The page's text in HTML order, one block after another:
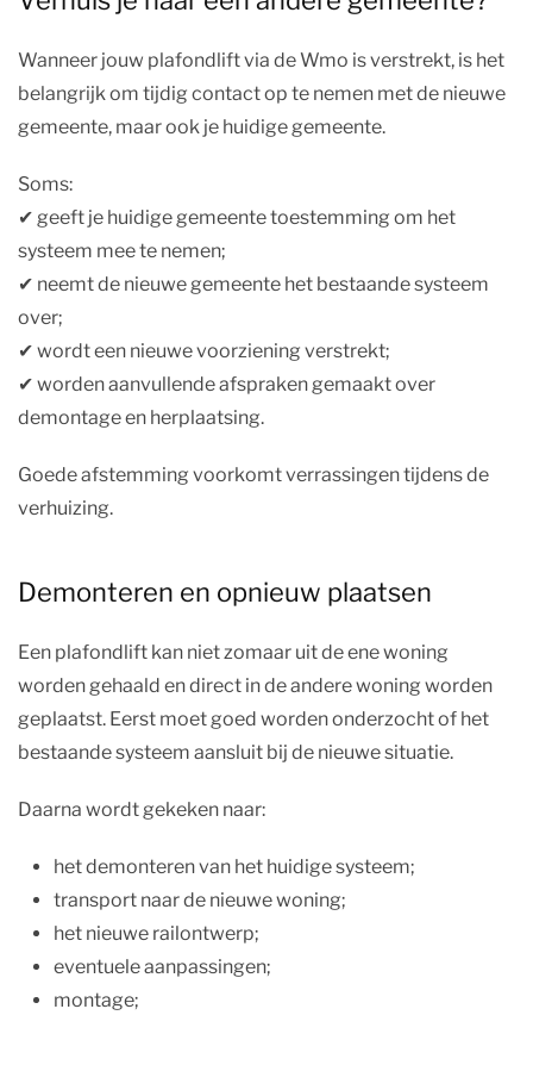
Wanneer jouw plafondlift via de Wmo is verstrekt, is het
belangrijk om tijdig contact op te nemen met de nieuwe
gemeente, maar ook je huidige gemeente.
Soms:
✔︎ geeft je huidige gemeente toestemming om het
systeem mee te nemen;
✔︎ neemt de nieuwe gemeente het bestaande systeem
over;
✔︎ wordt een nieuwe voorziening verstrekt;
✔︎ worden aanvullende afspraken gemaakt over
demontage en herplaatsing.
Goede afstemming voorkomt verrassingen tijdens de
verhuizing.
Demonteren en opnieuw plaatsen
Een plafondlift kan niet zomaar uit de ene woning
worden gehaald en direct in de andere woning worden
geplaatst. Eerst moet goed worden onderzocht of het
bestaande systeem aansluit bij de nieuwe situatie.
Daarna wordt gekeken naar:
het demonteren van het huidige systeem;
transport naar de nieuwe woning;
het nieuwe railontwerp;
eventuele aanpassingen;
montage;